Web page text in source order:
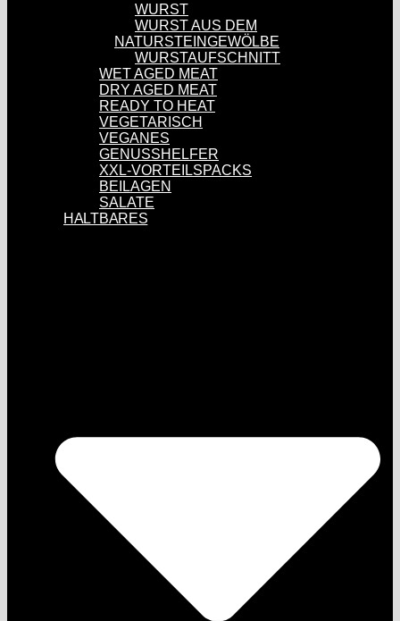
WURST
WURST AUS DEM
NATURSTEINGEWÖLBE
WURSTAUFSCHNITT
WET AGED MEAT
DRY AGED MEAT
READY TO HEAT
VEGETARISCH
VEGANES
GENUSSHELFER
XXL-VORTEILSPACKS
BEILAGEN
SALATE
HALTBARES